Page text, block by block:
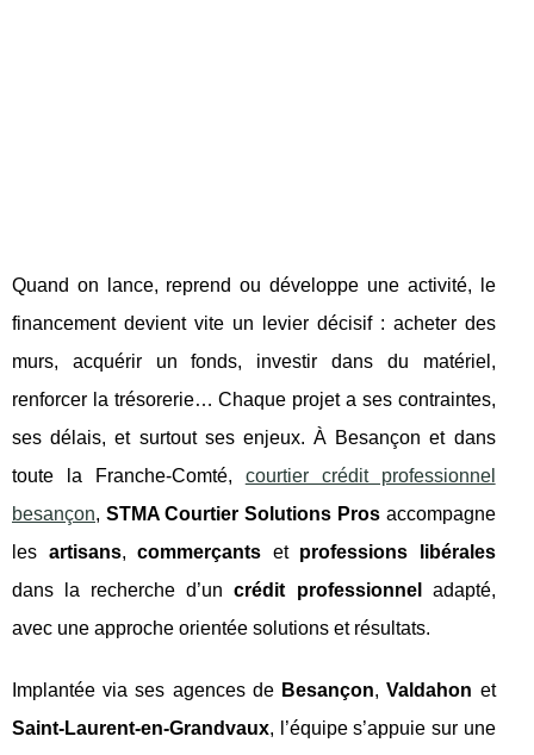
Quand on lance, reprend ou développe une activité, le
financement devient vite un levier décisif : acheter des
murs, acquérir un fonds, investir dans du matériel,
renforcer la trésorerie… Chaque projet a ses contraintes,
ses délais, et surtout ses enjeux. À Besançon et dans
toute la Franche-Comté, courtier crédit professionnel
besançon, STMA Courtier Solutions Prosaccompagne
les artisans,commerçants et professions libérales
dans la recherche d’uncrédit professionnel
adapté,
avec une approche orientée solutions et résultats.
Implantée via ses agences de Besançon,Valdahon et
Saint-Laurent-en-Grandvaux, l’équipe s’appuie sur une